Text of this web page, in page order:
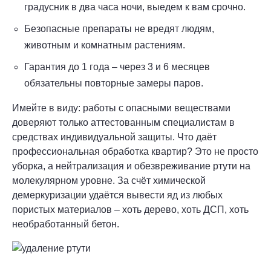
градусник в два часа ночи, выедем к вам срочно.
Безопасные препараты не вредят людям,
животным и комнатным растениям.
Гарантия до 1 года – через 3 и 6 месяцев
обязательны повторные замеры паров.
Имейте в виду: работы с опасными веществами
доверяют только аттестованным специалистам в
средствах индивидуальной защиты. Что даёт
профессиональная обработка квартир? Это не просто
уборка, а нейтрализация и обезвреживание ртути на
молекулярном уровне. За счёт химической
демеркуризации удаётся вывести яд из любых
пористых материалов – хоть дерево, хоть ДСП, хоть
необработанный бетон.